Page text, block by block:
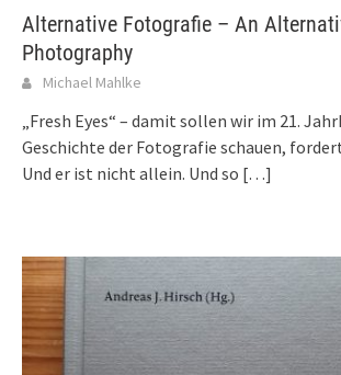
Alternative Fotografie – An
Photography
Michael Mahlke
„Fresh Eyes“ – damit sollen wir im 21.
Geschichte der Fotografie schauen,
Und er ist nicht allein. Und so […]